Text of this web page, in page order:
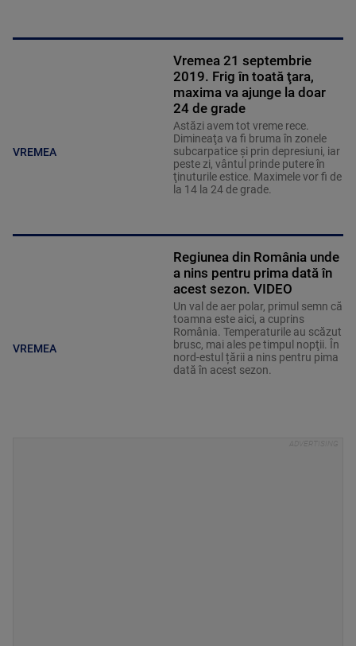
VREMEA
Vremea 21 septembrie
2019. Frig în toată ţara,
maxima va ajunge la doar
24 de grade
Astăzi avem tot vreme rece.
Dimineaţa va fi bruma în zonele
subcarpatice şi prin depresiuni, iar
peste zi, vântul prinde putere în
ţinuturile estice. Maximele vor fi de
la 14 la 24 de grade.
VREMEA
Regiunea din România unde
a nins pentru prima dată în
acest sezon. VIDEO
Un val de aer polar, primul semn că
toamna este aici, a cuprins
România. Temperaturile au scăzut
brusc, mai ales pe timpul nopţii. În
nord-estul țării a nins pentru pima
dată în acest sezon.